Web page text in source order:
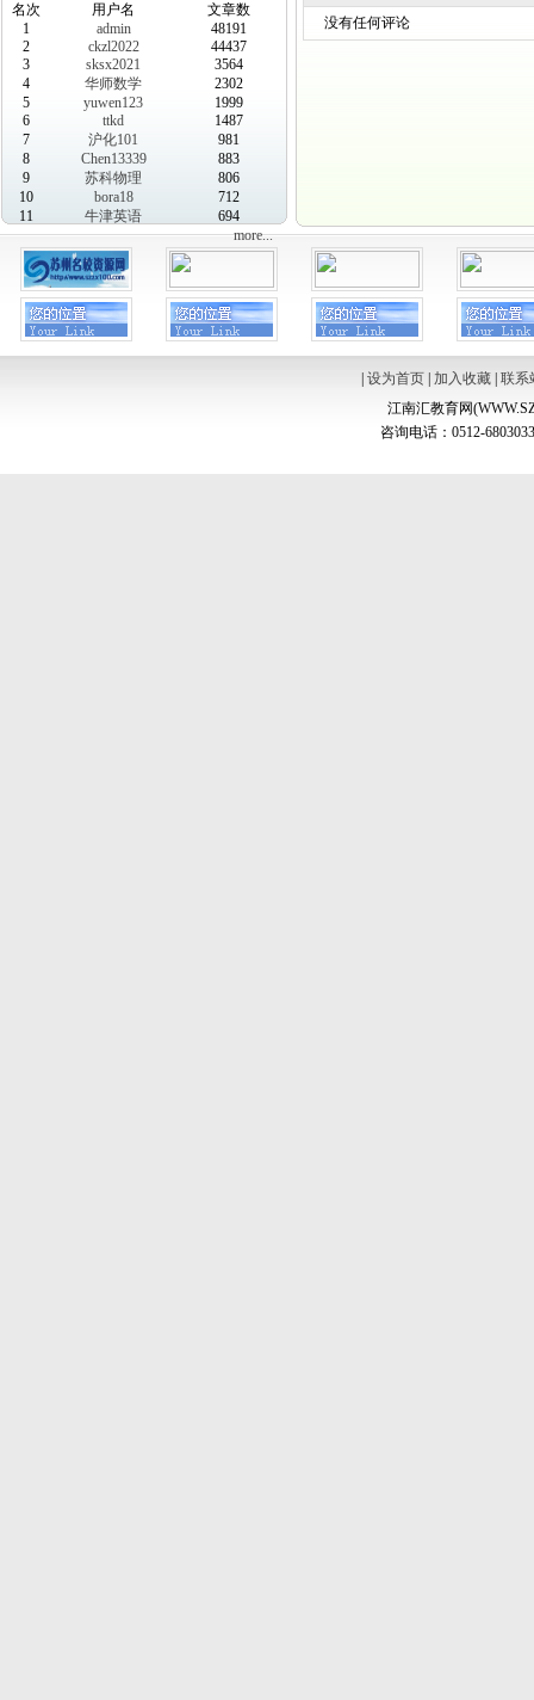
名次 用户名
文章数
1
admin
48191
2
ckzl2022
44437
3
sksx2021
3564
4
华师数学
2302
5
yuwen123
1999
6
ttkd
1487
7
沪化101
981
8
Chen13339
883
9
苏科物理
806
10
bora18
712
11
牛津英语
694
more...
没有任何评论
设为首页| 加入收藏| 联系
江南汇教育网
咨询电话：0512-